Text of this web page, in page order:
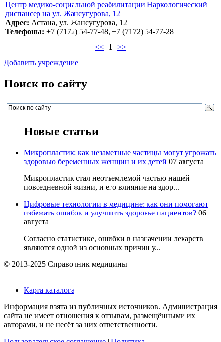
Центр медико-социальной реабилитации Наркологический
диспансер на ул. Жансугурова, 12
Адрес: Астана, ул. Жансугурова, 12
Телефоны: +7 (7172) 54-77-48, +7 (7172) 54-77-28
<<
1 >>
Добавить учреждение
Поиск по сайту
Новые статьи
Микропластик: как незаметные частицы могут угрожать
здоровью беременных женщин и их детей 07 августа
Микропластик стал неотъемлемой частью нашей
повседневной жизни, и его влияние на здор...
Цифровые технологии в медицине: как они помогают
избежать ошибок и улучшить здоровье пациентов? 06
августа
Согласно статистике, ошибки в назначении лекарств
являются одной из основных причин у...
© 2013-2025 Справочник медицины
Карта каталога
Информация взята из публичных источников. Администрация
сайта не имеет отношения к отзывам, размещёнными их
авторами, и не несёт за них ответственности.